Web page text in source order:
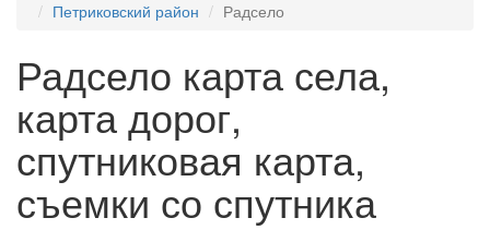
Петриковский район
Радсело
Радсело карта села,
карта дорог,
спутниковая карта,
съемки со спутника